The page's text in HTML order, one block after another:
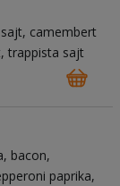
camembert
trappista sajt
bacon
paprika